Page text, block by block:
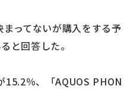
ってないが購入をする予
と回答した。
％、「AQUOS PHON